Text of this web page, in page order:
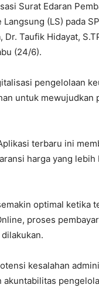
Surat Edaran
(LS) pada
Taufik Hidayat,
(24/6).
pengelolaan
untuk mewujudkan
terbaru ini
harga yang lebih
optimal ketika
proses
kesalahan